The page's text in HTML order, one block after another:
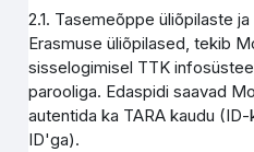
2.1. Tasemeõppe üliõpilaste
Erasmuse üliõpilased, tekib
sisselogimisel TTK
parooliga. Edaspidi saavad
autentida ka TARA kaudu
ID'ga).